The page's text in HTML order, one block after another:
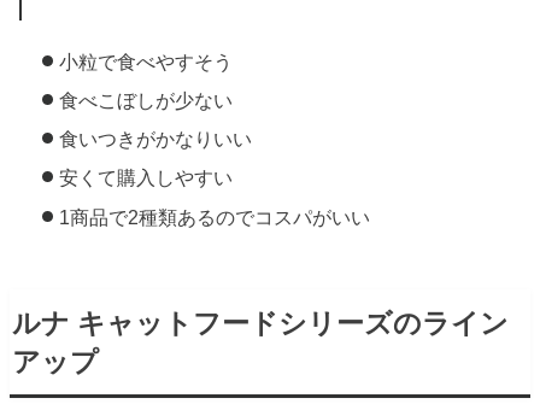
小粒で食べやすそう
食べこぼしが少ない
食いつきがかなりいい
安くて購入しやすい
1商品で2種類あるのでコスパがいい
ルナ キャットフードシリーズのライン
アップ